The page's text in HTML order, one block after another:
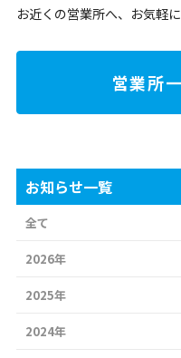
お近くの営業所へ、お気軽
営業所
お知らせ一覧
全て
2026年
2025年
2024年